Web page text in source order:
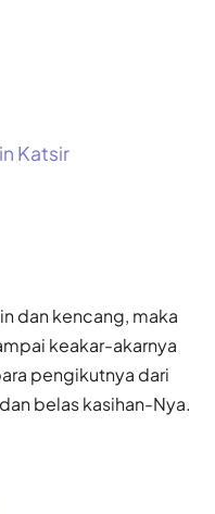
Katsir
dan kencang, maka
keakar-akarnya
pengikutnya dari
belas kasihan-Nya.